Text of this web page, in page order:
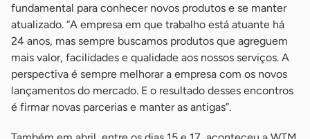
fundamental para conhecer novos produtos e se manter
atualizado. “A empresa em que trabalho está atuante há
24 anos, mas sempre buscamos produtos que agreguem
mais valor, facilidades e qualidade aos nossos serviços. A
perspectiva é sempre melhorar a empresa com os novos
lançamentos do mercado. E o resultado desses encontros
é firmar novas parcerias e manter as antigas”.